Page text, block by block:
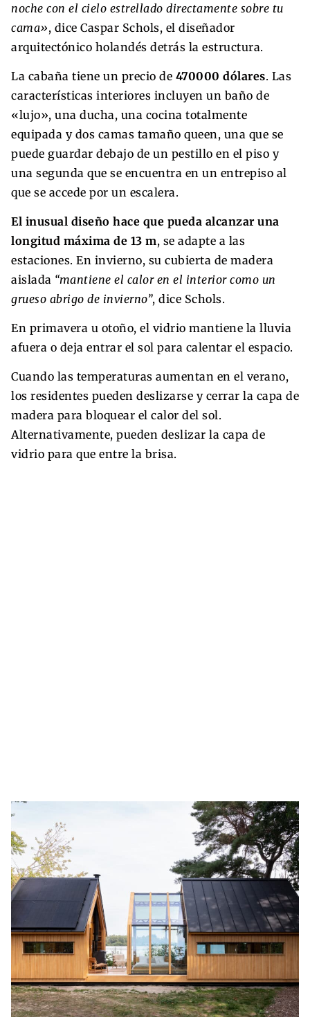
noche con el cielo estrellado directamente sobre tu
cama», dice Caspar Schols, el diseñador
arquitectónico holandés detrás la estructura.
La cabaña tiene un precio de 470000 dólares. Las
características interiores incluyen un baño de
«lujo», una ducha, una cocina totalmente
equipada y dos camas tamaño queen, una que se
puede guardar debajo de un pestillo en el piso y
una segunda que se encuentra en un entrepiso al
que se accede por un escalera.
El inusual diseño hace que pueda alcanzar una
longitud máxima de 13 m, se adapte a las
estaciones. En invierno, su cubierta de madera
aislada “mantiene el calor en el interior como un
grueso abrigo de invierno”, dice Schols.
En primavera u otoño, el vidrio mantiene la lluvia
afuera o deja entrar el sol para calentar el espacio.
Cuando las temperaturas aumentan en el verano,
los residentes pueden deslizarse y cerrar la capa de
madera para bloquear el calor del sol.
Alternativamente, pueden deslizar la capa de
vidrio para que entre la brisa.